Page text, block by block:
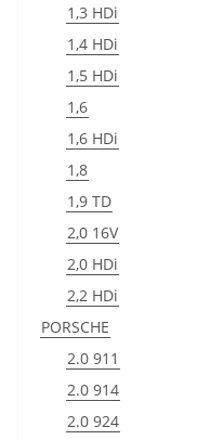
1,3 HDi
1,4 HDi
1,5 HDi
1,6
1,6 HDi
1,8
1,9 TD
2,0 16V
2,0 HDi
2,2 HDi
PORSCHE
2.0 911
2.0 914
2.0 924